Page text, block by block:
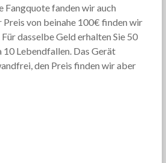
Fangquote fanden wir auch
Preis von beinahe 100€ finden wir
dasselbe Geld erhalten Sie 50
Lebendfallen. Das Gerät
den Preis finden wir aber